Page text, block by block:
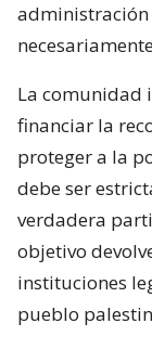
administración
La comunidad
financiar la
proteger a la
debe ser
verdadera
objetivo
instituciones
pueblo